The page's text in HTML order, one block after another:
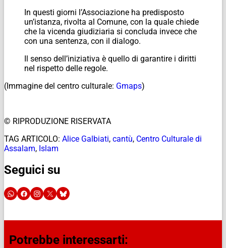
In questi giorni l’Associazione ha predisposto
un’istanza, rivolta al Comune, con la quale chiede
che la vicenda giudiziaria si concluda invece che
con una sentenza, con il dialogo.
Il senso dell’iniziativa è quello di garantire i diritti
nel rispetto delle regole.
(Immagine del centro culturale: Gmaps)
© RIPRODUZIONE RISERVATA
TAG ARTICOLO: Alice Galbiati, cantù, Centro Culturale di
Assalam, Islam
Seguici su
Potrebbe interessarti: